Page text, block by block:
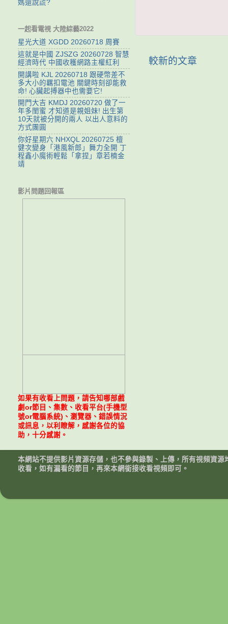
較新的文章
媽還說謊?
一起看電視 大陸綜藝2022
星光大道 XGDD 20260718 周賽
這就是中國 ZJSZG 20260728 智慧
經濟時代 中國收穫網路主權紅利
開講啦 KJL 20260718 跟硬幣差不
多大小的羈扣電池 關鍵時刻卻能救
命! 心臟起搏器中也需要它!
開門大吉 KMDJ 20260720 做了一
年多閨蜜 才知道是親姐妹! 出生第
10天就被分開的兩人 以出人意料的
方式團圓
你好星期六 NHXQL 20260725 檀
健次變身「港風新郎」舞力全開 丁
程鑫小魔術輕鬆「拿捏」章若楠金
靖
影片問題回報區
如果有收看上問題，請告知哪部戲
劇or節目、集數、收看平台(手機型
號or電腦系統)、瀏覽器、錯誤情況
或訊息，以利瞭解，感謝各位的協
助，十分感謝。
本網站不提供影片資源存儲，也不參與錄製、上傳，所有視頻資
收看，如有漏看的節目，再來本網銜接收看視頻即可。